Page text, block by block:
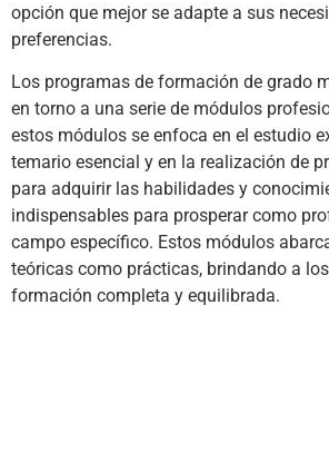
opción que mejor se adapte a sus
preferencias.
Los programas de formación de grado
en torno a una serie de módulos
estos módulos se enfoca en el estudio
temario esencial y en la realización de
para adquirir las habilidades y
indispensables para prosperar como
campo específico. Estos módulos
teóricas como prácticas, brindando a
formación completa y equilibrada.